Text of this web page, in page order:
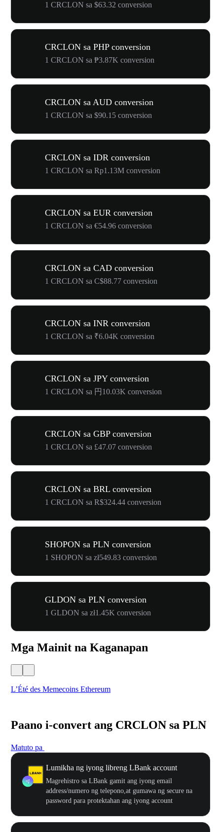
1 CRCLON sa $63.32 conversion
CRCLON sa PHP conversion
1 CRCLON sa ₱3.87K conversion
CRCLON sa AUD conversion
1 CRCLON sa $90.15 conversion
CRCLON sa IDR conversion
1 CRCLON sa Rp1.13M conversion
CRCLON sa EUR conversion
1 CRCLON sa €54.96 conversion
CRCLON sa CAD conversion
1 CRCLON sa C$88.77 conversion
CRCLON sa INR conversion
1 CRCLON sa ₹6.04K conversion
CRCLON sa JPY conversion
1 CRCLON sa 円10.03K conversion
CRCLON sa GBP conversion
1 CRCLON sa £47.07 conversion
CRCLON sa BRL conversion
1 CRCLON sa R$324.44 conversion
SHOPON sa PLN conversion
1 SHOPON sa zł549.83 conversion
GLDON sa PLN conversion
1 GLDON sa zł1.45K conversion
Mga Mainit na Kaganapan
L’Été des Memecoins Ethereum
Paano i-convert ang CRCLON sa PLN
Matuto pa
Lumikha ng iyong libreng LBank account
Magrehistro sa LBank gamit ang iyong email
address/numero ng telepono,at gumawa ng secure na
password para protektahan ang iyong account